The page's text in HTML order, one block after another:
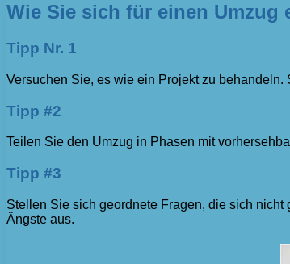
Wie Sie sich für einen Umzug
Tipp Nr. 1
Versuchen Sie, es wie ein Projekt zu
Tipp #2
Teilen Sie den Umzug in Phasen mit
Tipp #3
Stellen Sie sich geordnete Fragen, die sich nicht
Ängste aus.